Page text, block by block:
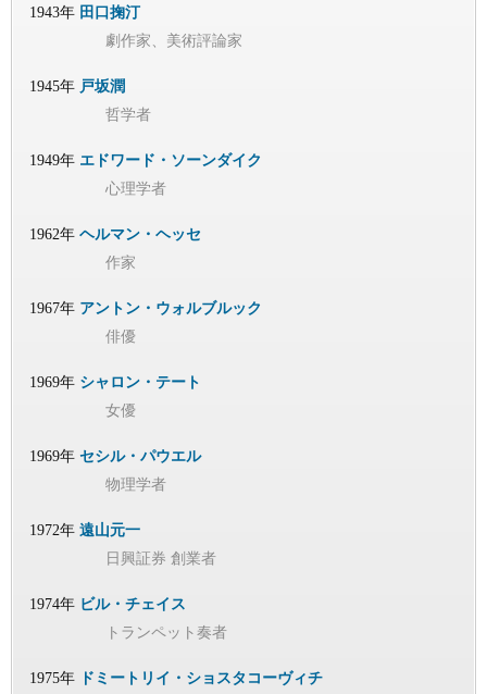
1943年 田口掬汀
劇作家、美術評論家
1945年 戸坂潤
哲学者
1949年 エドワード・ソーンダイク
心理学者
1962年 ヘルマン・ヘッセ
作家
1967年 アントン・ウォルブルック
俳優
1969年 シャロン・テート
女優
1969年 セシル・パウエル
物理学者
1972年 遠山元一
日興証券 創業者
1974年 ビル・チェイス
トランペット奏者
1975年
ドミートリイ・ショスタコーヴィチ